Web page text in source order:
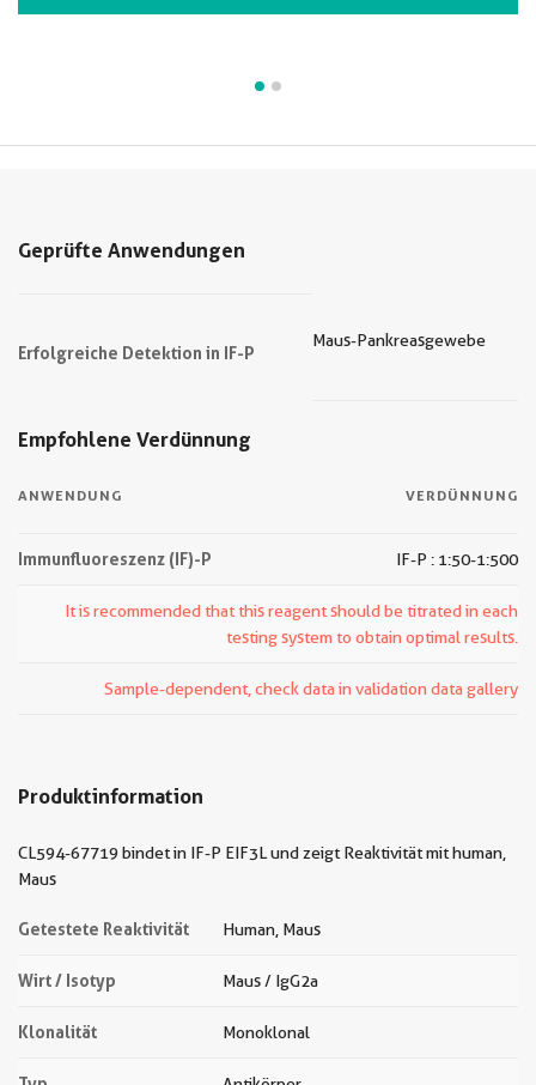
Geprüfte Anwendungen
Erfolgreiche Detektion in IF-P
Maus-Pankreasgewebe
Empfohlene Verdünnung
ANWENDUNG VERDÜNNUNG
Immunfluoreszenz (IF)-P IF-P : 1:50-1:500
It is recommended that this reagent should be titrated in each
testing system to obtain optimal results.
Sample-dependent, check data in validation data gallery
Produktinformation
CL594-67719 bindet in IF-P EIF3L und zeigt Reaktivität mit human,
Maus
Getestete Reaktivität Human, Maus
Wirt / Isotyp Maus / IgG2a
Klonalität Monoklonal